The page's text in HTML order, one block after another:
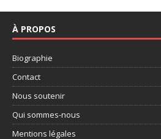
À PROPOS
Biographie
Contact
Nous soutenir
Qui sommes-nous
Mentions légales